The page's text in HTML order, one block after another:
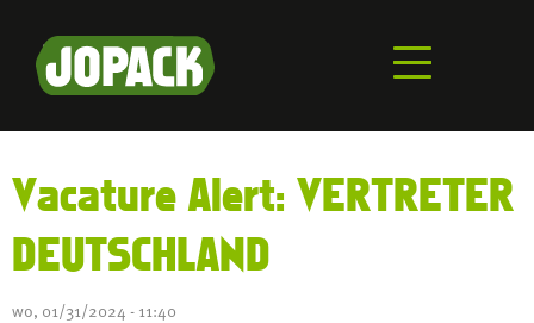
main
content
Vacature Alert: VERTRETER
DEUTSCHLAND
wo, 01/31/2024 - 11:40